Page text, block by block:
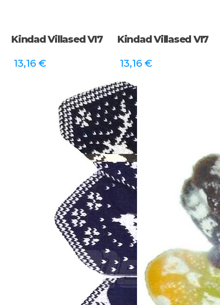
Kindad Villased VI7
13,16 €
Kindad Villased VI7
13,16 €